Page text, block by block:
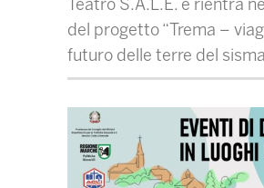
Teatro S.A.L.E. e rientra
del progetto “Trema –
futuro delle terre del